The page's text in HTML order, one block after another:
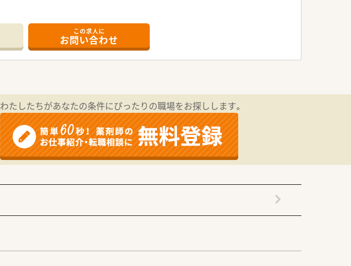
この求人に
お問い合わせ
わたしたちがあなたの条件にぴったりの職場をお探しします。